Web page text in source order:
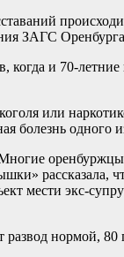
ЗАГС
и 70-
или
болезнь одного
рассказала,
мести экс-
нормой,